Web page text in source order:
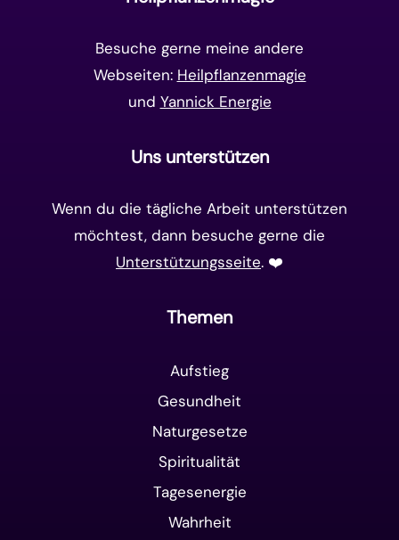
Besuche gerne meine andere
Webseiten: Heilpflanzenmagie
und Yannick Energie
Uns unterstützen
Wenn du die tägliche Arbeit unterstützen
möchtest, dann besuche gerne die
Unterstützungsseite. ❤️️
Themen
Aufstieg
Gesundheit
Naturgesetze
Spiritualität
Tagesenergie
Wahrheit